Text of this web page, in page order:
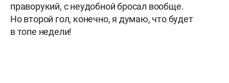
праворукий, с неудобной бросал вообще.
Но второй гол, конечно, я думаю, что будет
в топе недели!